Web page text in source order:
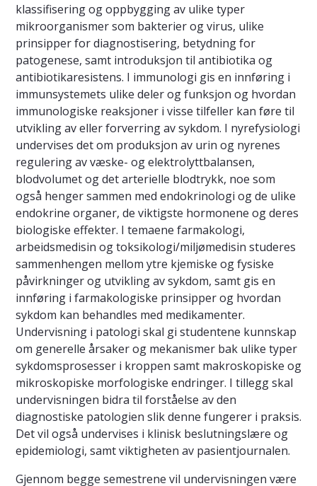
klassifisering og oppbygging av ulike typer
mikroorganismer som bakterier og virus, ulike
prinsipper for diagnostisering, betydning for
patogenese, samt introduksjon til antibiotika og
antibiotikaresistens. I immunologi gis en innføring i
immunsystemets ulike deler og funksjon og hvordan
immunologiske reaksjoner i visse tilfeller kan føre til
utvikling av eller forverring av sykdom. I nyrefysiologi
undervises det om produksjon av urin og nyrenes
regulering av væske- og elektrolyttbalansen,
blodvolumet og det arterielle blodtrykk, noe som
også henger sammen med endokrinologi og de ulike
endokrine organer, de viktigste hormonene og deres
biologiske effekter. I temaene farmakologi,
arbeidsmedisin og toksikologi/miljømedisin studeres
sammenhengen mellom ytre kjemiske og fysiske
påvirkninger og utvikling av sykdom, samt gis en
innføring i farmakologiske prinsipper og hvordan
sykdom kan behandles med medikamenter.
Undervisning i patologi skal gi studentene kunnskap
om generelle årsaker og mekanismer bak ulike typer
sykdomsprosesser i kroppen samt makroskopiske og
mikroskopiske morfologiske endringer. I tillegg skal
undervisningen bidra til forståelse av den
diagnostiske patologien slik denne fungerer i praksis.
Det vil også undervises i klinisk beslutningslære og
epidemiologi, samt viktigheten av pasientjournalen.
Gjennom begge semestrene vil undervisningen være